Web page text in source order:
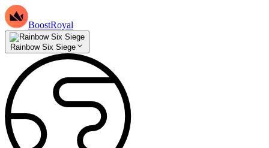
BoostRoyal
Rainbow Six Siege